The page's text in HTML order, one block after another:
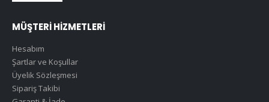
MÜŞTERİ HİZMETLERİ
Hesabım
Şartlar ve Koşullar
Üyelik Sözleşmesi
Sipariş Takibi